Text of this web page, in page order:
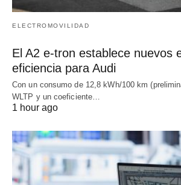
ELECTROMOVILIDAD
El A2 e-tron establece nuevos
eficiencia para Audi
Con un consumo de 12,8 kWh/100 km
WLTP y un coeficiente…
1 hour ago